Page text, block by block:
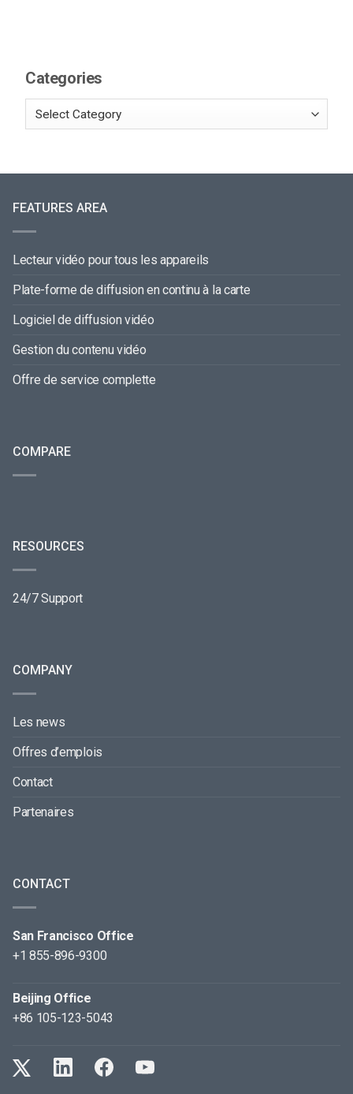
Categories
FEATURES AREA
Lecteur vidéo pour tous les appareils
Plate-forme de diffusion en continu à la carte
Logiciel de diffusion vidéo
Gestion du contenu vidéo
Offre de service complette
COMPARE
RESOURCES
24/7 Support
COMPANY
Les news
Offres d’emplois
Contact
Partenaires
CONTACT
San Francisco Office
+1 855-896-9300
Beijing Office
+86 105-123-5043